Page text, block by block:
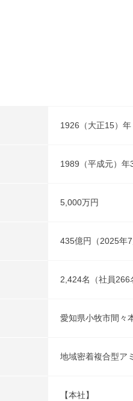
1926（大正15）年
1989（平成元）年
5,000万円
435億円（2025年7
2,424名（社員266
愛知県小牧市間々
地域密着複合型ア
【本社】